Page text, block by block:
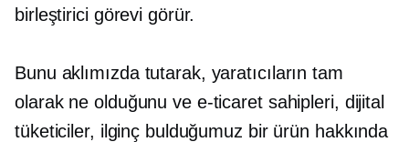
birleştirici görevi görür.
Bunu aklımızda tutarak, yaratıcıların tam
olarak ne olduğunu ve e-ticaret sahipleri, dijital
tüketiciler, ilginç bulduğumuz bir ürün hakkında